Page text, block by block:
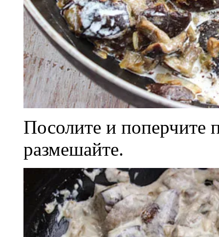
Посолите и поперчите
размешайте.